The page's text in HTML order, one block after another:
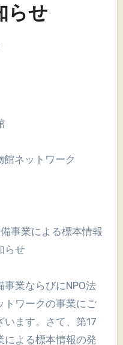
らせ
館ネットワーク
事業による標本情報
らせ
業ならびにNPO法
トワークの事業にご
ます。さて、第17
による標本情報の発